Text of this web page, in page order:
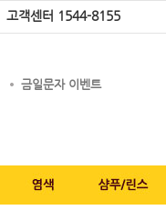
고객센터 1544-8155
금일문자 이벤트